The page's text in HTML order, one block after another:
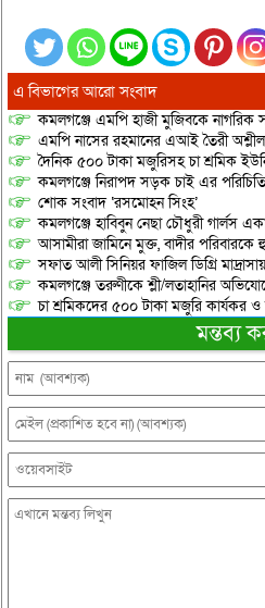
এ বিভাগের আরো সংবাদ
কমলগঞ্জে এমপি হাজী মুজিবকে নাগরিক
এমপি নাসের রহমানের এআই তৈরী
দৈনিক ৫০০ টাকা মজুরিসহ চা শ্রমিক
কমলগঞ্জে নিরাপদ সড়ক চাই এর
শোক সংবাদ ‘রসমোহন সিংহ’
কমলগঞ্জে হাবিবুন নেছা চৌধুরী গার্লস
আসামীরা জামিনে মুক্ত, বাদীর
সফাত আলী সিনিয়র ফাজিল ডিগ্রি
কমলগঞ্জে তরুণীকে শ্লী/লতাহানির
চা শ্রমিকদের ৫০০ টাকা মজুরি কার্যকর ও
মন্তব্য